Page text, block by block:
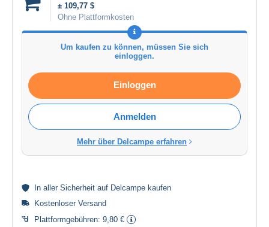
± 109,77 $
Ohne Plattformkosten
Um kaufen zu können, müssen Sie sich
einloggen.
Einloggen
Anmelden
Mehr über Delcampe erfahren
In aller Sicherheit auf Delcampe kaufen
Kostenloser Versand
Plattformgebühren: 9,80 €